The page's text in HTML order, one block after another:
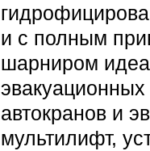
и с полным
шарниром
автокранов и
мультилифт,